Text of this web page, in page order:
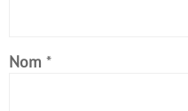
Nom *